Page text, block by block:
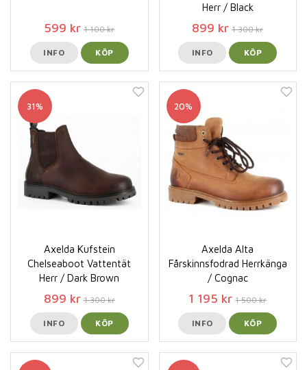
599 kr 1 100 kr
INFO KÖP
Herr / Black
899 kr 1 300 kr
INFO KÖP
31%
Axelda Kufstein
Chelseaboot Vattentät
Herr / Dark Brown
899 kr 1 300 kr
INFO KÖP
20%
Axelda Alta
Fårskinnsfodrad Herrkänga
/ Cognac
1 195 kr 1 500 kr
INFO KÖP